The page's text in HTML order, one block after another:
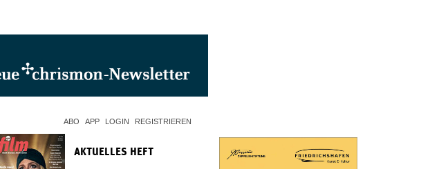
ABO APP LOGIN REGISTRIEREN
AKTUELLES HEFT